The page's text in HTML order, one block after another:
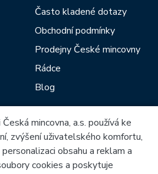
Často kladené dotazy
Obchodní podmínky
Prodejny České mincovny
Rádce
Blog
mincovna, a.s. používá ke
zvýšení uživatelského komfortu,
obsahu a reklam a
cookies a poskytuje